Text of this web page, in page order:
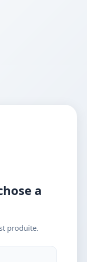
a
produite.